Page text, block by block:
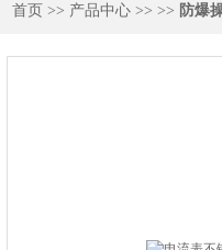
首页 >> 产品中心 >> >> 防爆